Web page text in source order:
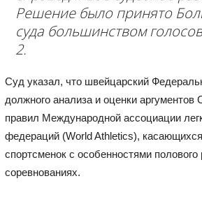
Решение было принято
суда большинством
2.
Суд указал, что швейцарский
должного анализа и оценки аргументов
правил Международной ассоциации
федераций (World Athletics),
спортсменок с особенностями полового
соревнованиях.